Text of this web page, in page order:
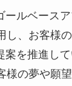
ールベースア
し、お客様
案を推進して
様の夢や願